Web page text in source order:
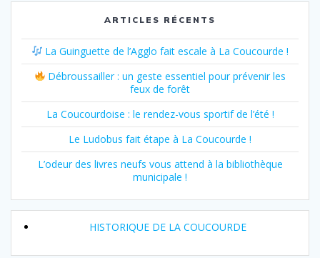
ARTICLES RÉCENTS
La Guinguette de l’Agglo fait escale à La Coucourde !
Débroussailler : un geste essentiel pour prévenir les
feux de forêt
La Coucourdoise : le rendez-vous sportif de l’été !
Le Ludobus fait étape à La Coucourde !
L’odeur des livres neufs vous attend à la bibliothèque
municipale !
HISTORIQUE DE LA COUCOURDE